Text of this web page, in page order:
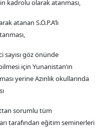
kadrolu olarak atanması,
atanan S.Ö.P.A’lı
sayısı göz önünde
için Yunanistan’ın
yerine Azınlık okullarında
sorumlu tüm
tarafından eğitim seminerleri